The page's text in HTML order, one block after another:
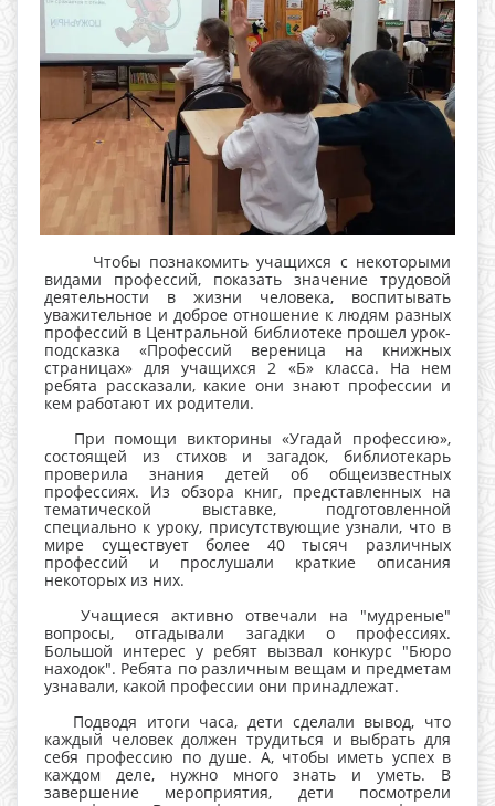
Чтобы познакомить учащихся с некоторыми
видами профессий, показать значение трудовой
деятельности в жизни человека, воспитывать
уважительное и доброе отношение к людям разных
профессий в Центральной библиотеке прошел урок-
подсказка «Профессий вереница на книжных
страницах» для учащихся 2 «Б» класса. На нем
ребята рассказали, какие они знают профессии и
кем работают их родители.
При помощи викторины «Угадай профессию»,
состоящей из стихов и загадок, библиотекарь
проверила знания детей об общеизвестных
профессиях. Из обзора книг, представленных на
тематической выставке, подготовленной
специально к уроку, присутствующие узнали, что в
мире существует более 40 тысяч различных
профессий и прослушали краткие описания
некоторых из них.
Учащиеся активно отвечали на "мудреные"
вопросы, отгадывали загадки о профессиях.
Большой интерес у ребят вызвал конкурс "Бюро
находок". Ребята по различным вещам и предметам
узнавали, какой профессии они принадлежат.
Подводя итоги часа, дети сделали вывод, что
каждый человек должен трудиться и выбрать для
себя профессию по душе. А, чтобы иметь успех в
каждом деле, нужно много знать и уметь. В
завершение мероприятия, дети посмотрели